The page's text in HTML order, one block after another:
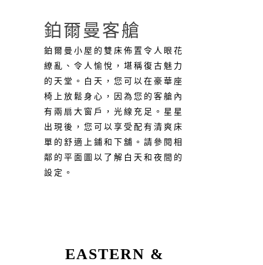
鉑爾曼客艙
鉑爾曼小屋的雙床佈置令人眼花
繚亂、令人愉悅，堪稱復古魅力
的天堂。白天，您可以在豪華座
椅上放鬆身心，因為您的客艙內
有兩扇大窗戶，光線充足。星星
出現後，您可以享受配有清爽床
單的舒適上鋪和下舖。請參閱相
鄰的平面圖以了解白天和夜間的
設定。
EASTERN &